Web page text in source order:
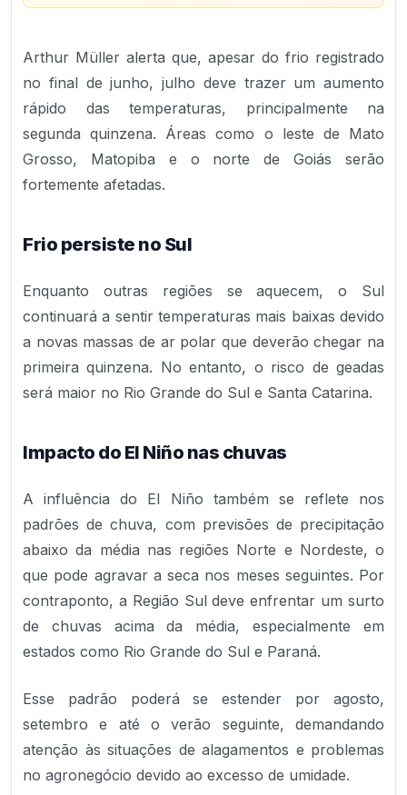
Arthur Müller alerta que, apesar do frio registrado
no final de junho, julho deve trazer um aumento
rápido das temperaturas, principalmente na
segunda quinzena. Áreas como o leste de Mato
Grosso, Matopiba e o norte de Goiás serão
fortemente afetadas.
Frio persiste no Sul
Enquanto outras regiões se aquecem, o Sul
continuará a sentir temperaturas mais baixas devido
a novas massas de ar polar que deverão chegar na
primeira quinzena. No entanto, o risco de geadas
será maior no Rio Grande do Sul e Santa Catarina.
Impacto do El Niño nas chuvas
A influência do El Niño também se reflete nos
padrões de chuva, com previsões de precipitação
abaixo da média nas regiões Norte e Nordeste, o
que pode agravar a seca nos meses seguintes. Por
contraponto, a Região Sul deve enfrentar um surto
de chuvas acima da média, especialmente em
estados como Rio Grande do Sul e Paraná.
Esse padrão poderá se estender por agosto,
setembro e até o verão seguinte, demandando
atenção às situações de alagamentos e problemas
no agronegócio devido ao excesso de umidade.